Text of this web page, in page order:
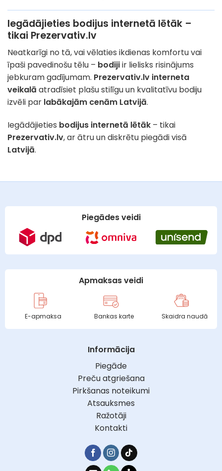
Iegādājieties bodijus internetā lētāk –
tikai Prezervativ.lv
Neatkarīgi no tā, vai vēlaties ikdienas komfortu vai
īpaši pavedinošu tēlu – bodijiir lielisks risinājums
jebkuram gadījumam. Prezervativ.lv interneta
veikalā atradīsiet plašu stilīgu un kvalitatīvu bodiju
izvēli par labākajām cenām Latvijā.
Iegādājieties bodijus internetā lētāk – tikai
Prezervativ.lv, ar ātru un diskrētu piegādi visā
Latvijā.
Piegādes veidi
Apmaksas veidi
E-apmaksa Bankas karte Skaidra naudā
Informācija
Piegāde
Preču atgriešana
Pirkšanas noteikumi
Atsauksmes
Ražotāji
Kontakti